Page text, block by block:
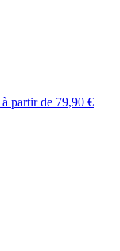
à partir de 79,90 €